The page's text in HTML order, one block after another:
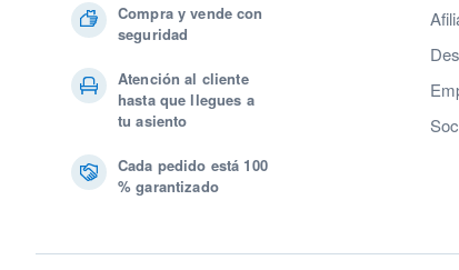
Compra y vende con
seguridad
Atención al cliente
hasta que llegues a
tu asiento
Cada pedido está 100
% garantizado